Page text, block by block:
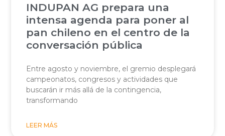
INDUPAN AG prepara una
intensa agenda para poner al
pan chileno en el centro de la
conversación pública
Entre agosto y noviembre, el gremio desplegará
campeonatos, congresos y actividades que
buscarán ir más allá de la contingencia,
transformando
LEER MÁS